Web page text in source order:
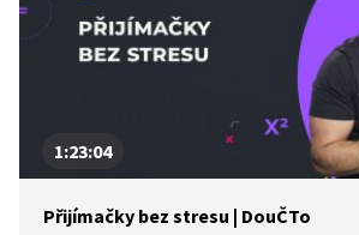
1:23:04
Přijímačky bez stresu | DouČTo